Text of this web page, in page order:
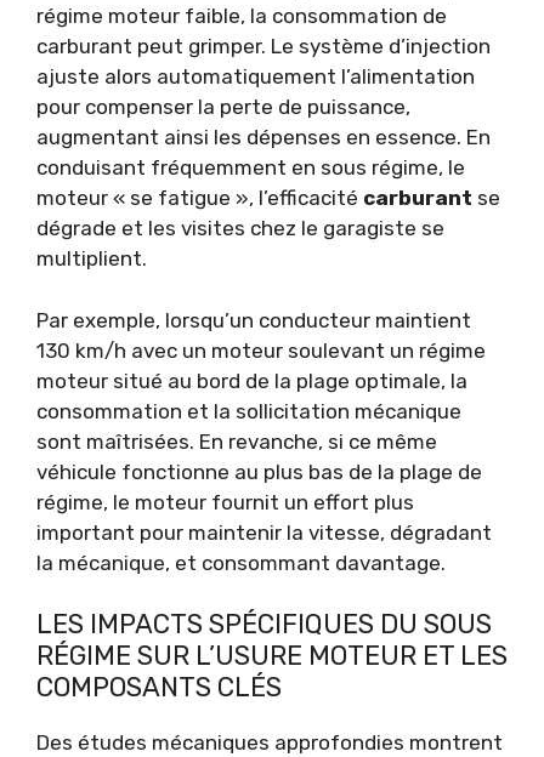
régime moteur faible, la consommation de
carburant peut grimper. Le système d’injection
ajuste alors automatiquement l’alimentation
pour compenser la perte de puissance,
augmentant ainsi les dépenses en essence. En
conduisant fréquemment en sous régime, le
moteur « se fatigue », l’efficacité carburant se
dégrade et les visites chez le garagiste se
multiplient.
Par exemple, lorsqu’un conducteur maintient
130 km/h avec un moteur soulevant un régime
moteur situé au bord de la plage optimale, la
consommation et la sollicitation mécanique
sont maîtrisées. En revanche, si ce même
véhicule fonctionne au plus bas de la plage de
régime, le moteur fournit un effort plus
important pour maintenir la vitesse, dégradant
la mécanique, et consommant davantage.
LES IMPACTS SPÉCIFIQUES DU SOUS
RÉGIME SUR L’USURE MOTEUR ET LES
COMPOSANTS CLÉS
Des études mécaniques approfondies montrent